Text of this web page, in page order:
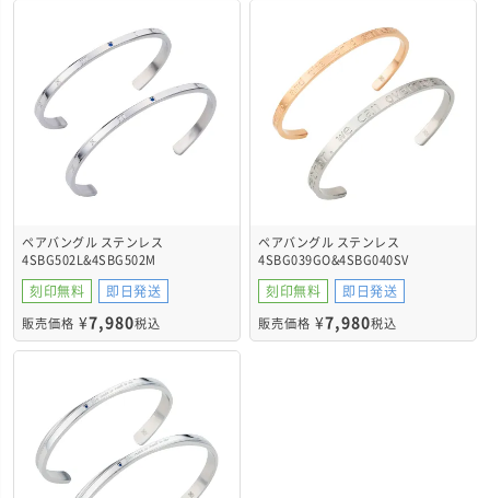
ペアバングル ステンレス
4SBG502L&4SBG502M
刻印無料 即日発送
販売価格 ¥7,980税込
ペアバングル ステンレス
4SBG039GO&4SBG040SV
刻印無料 即日発送
販売価格 ¥7,980税込